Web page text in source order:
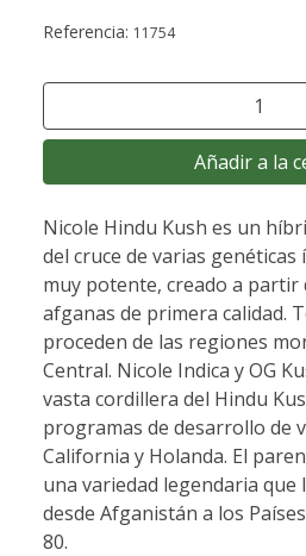
Referencia: 11754
Añadir a la
Nicole Hindu Kush es un
del cruce de varias genéticas
muy potente, creado a partir
afganas de primera calidad.
proceden de las regiones
Central. Nicole Indica y OG
vasta cordillera del Hindu
programas de desarrollo de
California y Holanda. El
una variedad legendaria que
desde Afganistán a los
80.